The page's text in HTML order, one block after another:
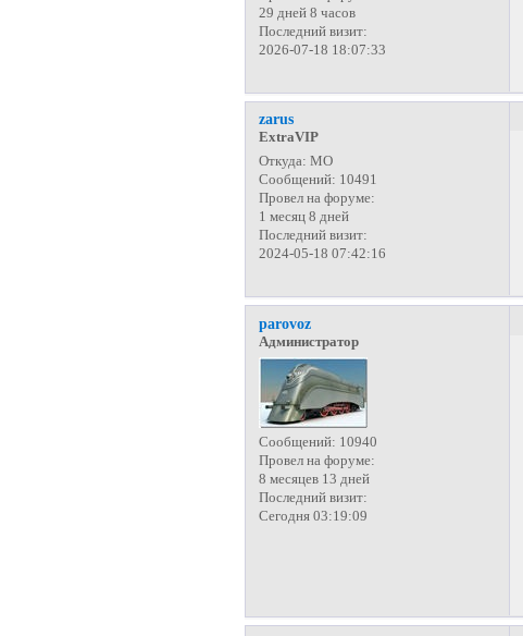
29 дней 8 часов
Последний визит:
2026-07-18 18:07:33
zarus
ExtraVIP
Откуда: МО
Сообщений: 10491
Провел на форуме:
1 месяц 8 дней
Последний визит:
2024-05-18 07:42:16
parovoz
Администратор
Сообщений: 10940
Провел на форуме:
8 месяцев 13 дней
Последний визит:
Сегодня 03:19:09